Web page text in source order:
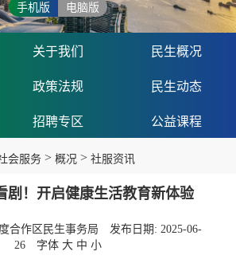
手机版 电脑版
关于我们 民生概况
政策法规 民生动态
招聘专区 公益课程
会服务 > 概况 > 社服资讯
剧！开启健康生活教育新体验
合作区民生事务局
发布日期: 2025-06-
26
字体 大 中 小